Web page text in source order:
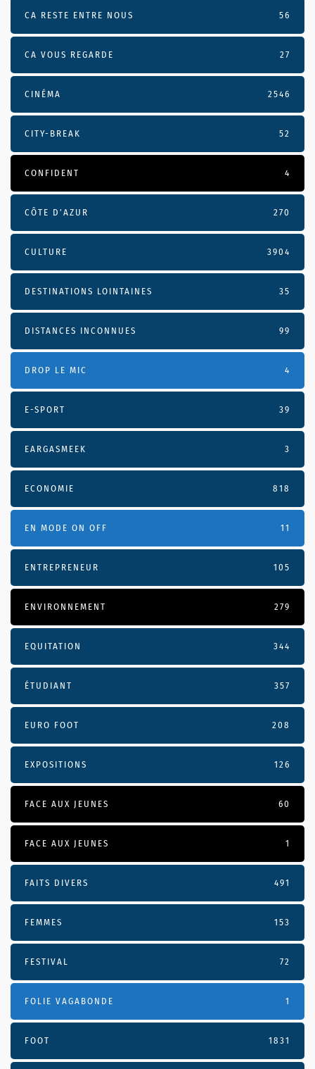
CA RESTE ENTRE NOUS 56
CA VOUS REGARDE 27
CINÉMA 2546
CITY-BREAK 52
CONFIDENT 4
CÔTE D’AZUR 270
CULTURE 3904
DESTINATIONS LOINTAINES 35
DISTANCES INCONNUES 99
DROP LE MIC 4
E-SPORT 39
EARGASMEEK 3
ECONOMIE 818
EN MODE ON OFF 11
ENTREPRENEUR 105
ENVIRONNEMENT 279
EQUITATION 344
ÉTUDIANT 357
EURO FOOT 208
EXPOSITIONS 126
FACE AUX JEUNES 60
FACE AUX JEUNES 1
FAITS DIVERS 491
FEMMES 153
FESTIVAL 72
FOLIE VAGABONDE 1
FOOT 1831